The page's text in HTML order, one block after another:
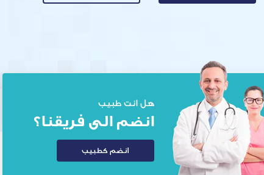
هل انت طبيب
انضم الى فريقنا؟
انضم كطبيب